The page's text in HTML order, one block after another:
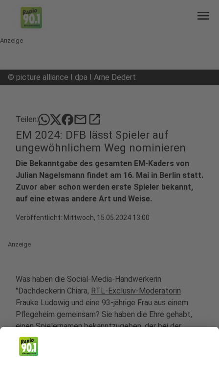
menu
Anzeige
© picture alliance I dpa I Arne Dedert
Teilen: mailopen_in_new
EM 2024: DFB lässt Spieler auf
ungewöhnlichem Weg nominieren
Die Bekanntgabe des gesamten EM-Kaders von
Julian Nagelsmann findet am 16. Mai in Berlin statt.
Zuvor aber schon werden erste Spieler bekannt,
auf eine etwas andere Art und Weise.
Veröffentlicht: Mittwoch, 15.05.2024 13:00
Anzeige
Was haben die Social-Media-Handwerkerin
"Dachdeckerin Chiara, RTL-Exclusiv-Moderatorin
Frauke Ludowig und eine 93-jährige Frau aus einem
Pflegeheim gemeinsam? Sie haben die Ehre gehabt,
einen Spielernamen bekanntzugeben, der bei der
Fußball-EM 2024 in Deutschland für das
dabei sein wird. Der Deutsche Fußball-Bund hat für